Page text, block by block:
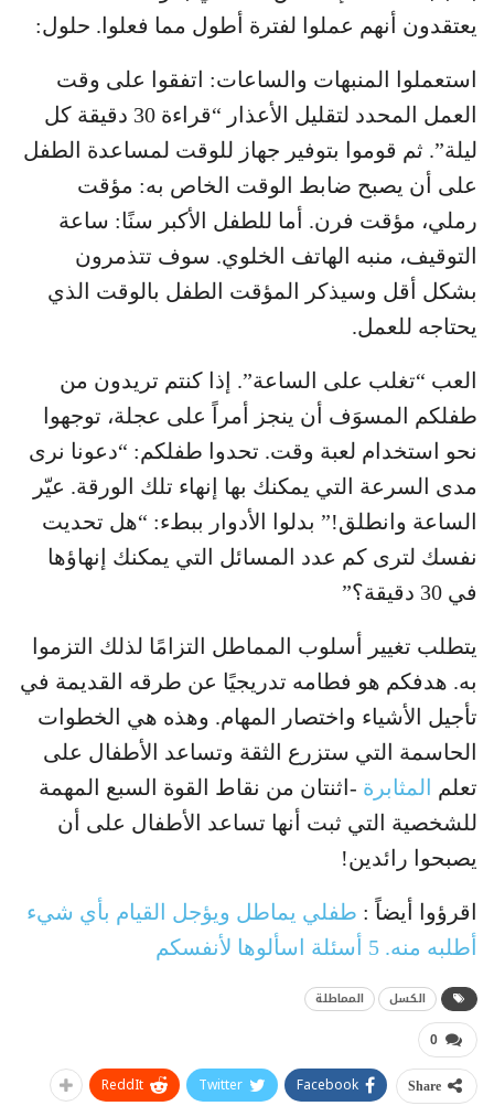
يعتقدون أنهم عملوا لفترة أطول مما فعلوا. حلول:
استعملوا المنبهات والساعات: اتفقوا على وقت
العمل المحدد لتقليل الأعذار “قراءة 30 دقيقة كل
ليلة”. ثم قوموا بتوفير جهاز للوقت لمساعدة الطفل
على أن يصبح ضابط الوقت الخاص به: مؤقت
رملي، مؤقت فرن. أما للطفل الأكبر سنًا: ساعة
التوقيف، منبه الهاتف الخلوي. سوف تتذمرون
بشكل أقل وسيذكر المؤقت الطفل بالوقت الذي
يحتاجه للعمل.
العب “تغلب على الساعة”. إذا كنتم تريدون من
طفلكم المسوَف أن ينجز أمراً على عجلة، توجهوا
نحو استخدام لعبة وقت. تحدوا طفلكم: “دعونا نرى
مدى السرعة التي يمكنك بها إنهاء تلك الورقة. عيّر
الساعة وانطلق!” بدلوا الأدوار ببطء: “هل تحديت
نفسك لترى كم عدد المسائل التي يمكنك إنهاؤها
في 30 دقيقة؟”
يتطلب تغيير أسلوب المماطل التزامًا لذلك التزموا
به. هدفكم هو فطامه تدريجيًا عن طرقه القديمة في
تأجيل الأشياء واختصار المهام. وهذه هي الخطوات
الحاسمة التي ستزرع الثقة وتساعد الأطفال على
تعلم المثابرة -اثنتان من نقاط القوة السبع المهمة
للشخصية التي ثبت أنها تساعد الأطفال على أن
يصبحوا رائدين!
اقرؤوا أيضاً : طفلي يماطل ويؤجل القيام بأي شيء
أطلبه منه. 5 أسئلة اسألوها لأنفسكم
الكسل المماطلة
0
Share
Facebook
Twitter
ReddIt